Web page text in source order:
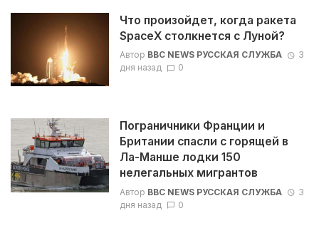
Что произойдет, когда ракета
SpaceX столкнется с Луной?
Автор BBC NEWS РУССКАЯ СЛУЖБА
3
дня назад
0
Пограничники Франции и
Британии спасли с горящей в
Ла-Манше лодки 150
нелегальных мигрантов
Автор BBC NEWS РУССКАЯ СЛУЖБА
3
дня назад
0